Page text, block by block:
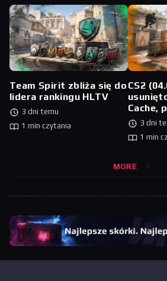
Team Spirit zbliża się do
lidera rankingu HLTV
3 dni temu
1 min czytania
CS2
Cache,
3 dni
1 min
MORE